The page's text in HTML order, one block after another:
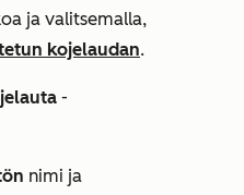
ja valitsemalla,
kojelaudan.
-
nimi ja